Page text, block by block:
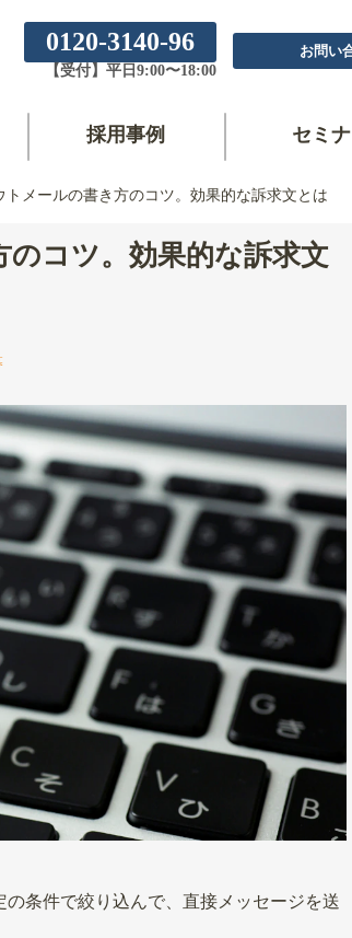
0120-3140-96
【受付】平日9:00〜18:00
お問い
採用事例 セミ
トメールの書き方のコツ。効果的な訴求文とは
のコツ。効果的な訴求文
条件で絞り込んで、直接メッセージを送